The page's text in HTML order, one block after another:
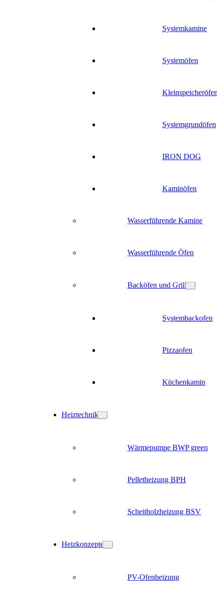
Systemkamine
Systemöfen
Systemgrundöfen
IRON DOG
Kaminöfen
Wasserführende Kamine
Wasserführende Öfen
Backöfen und Grill
Systembackofen
Pizzaofen
Küchenkamin
Heiztechnik
Wärmepumpe BWP green
Pelletheizung BPH
Scheitholzheizung BSV
Heizkonzepte
PV-Ofenheizung